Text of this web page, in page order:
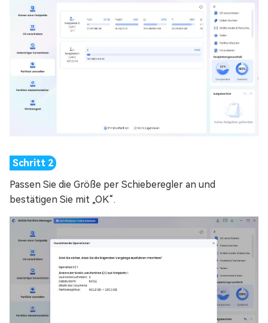
Passen Sie die Größe per Schieberegler an und
bestätigen Sie mit „OK“.